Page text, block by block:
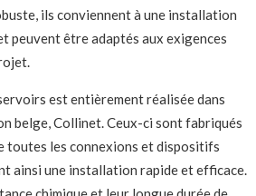
ils conviennent à une installation
peuvent être adaptés aux exigences
est entièrement réalisée dans
belge, Collinet. Ceux-ci sont fabriqués
toutes les connexions et dispositifs
ainsi une installation rapide et efficace.